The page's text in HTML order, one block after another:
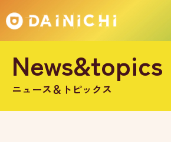
News&topics
ニュース＆トピックス